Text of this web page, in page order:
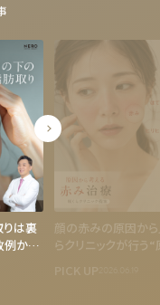
りは裏
例から
顔の赤みの原因か
らクリニックが行う
PICK UP